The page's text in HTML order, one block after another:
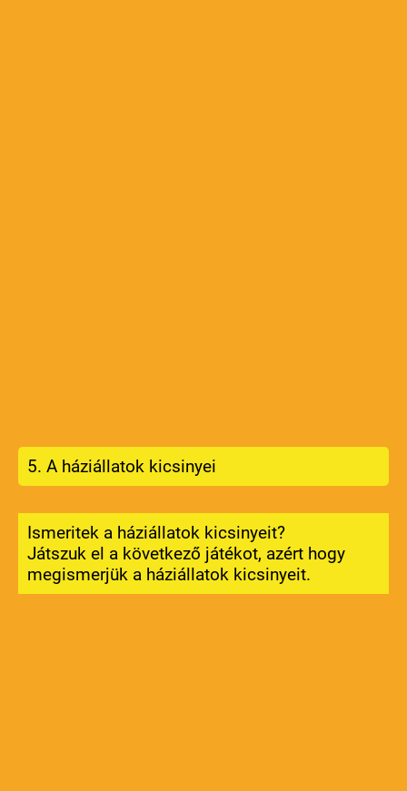
5. A háziállatok kicsinyei
Ismeritek a háziállatok kicsinyeit?
Játszuk el a következő játékot, azért hogy
megismerjük a háziállatok kicsinyeit.